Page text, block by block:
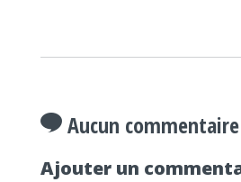
Aucun commentaire
Ajouter un